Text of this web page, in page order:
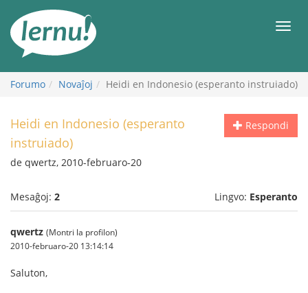
enhavo
Forumo Novaĵoj Heidi en Indonesio (esperanto instruiado)
Respondi
Heidi en Indonesio (esperanto
instruiado)
de qwertz, 2010-februaro-20
Mesaĝoj: 2 Lingvo: Esperanto
qwertz (Montri la profilon)
2010-februaro-20 13:14:14
Saluton,